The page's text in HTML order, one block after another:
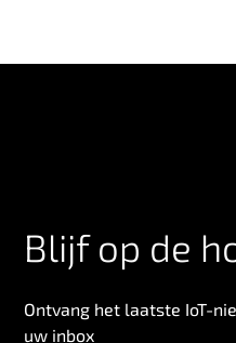
Blijf op de
Ontvang het laatste IoT-
uw inbox